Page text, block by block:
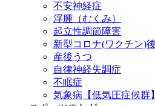
不安神経症
浮腫（むくみ）
起立性調節障害
新型コロナ(ワクチン)
産後うつ
自律神経失調症
不眠症
気象病【低気圧症候群】